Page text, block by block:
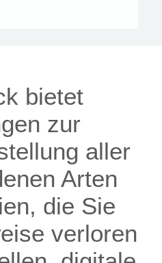
bietet
zur
aller
Arten
die Sie
verloren